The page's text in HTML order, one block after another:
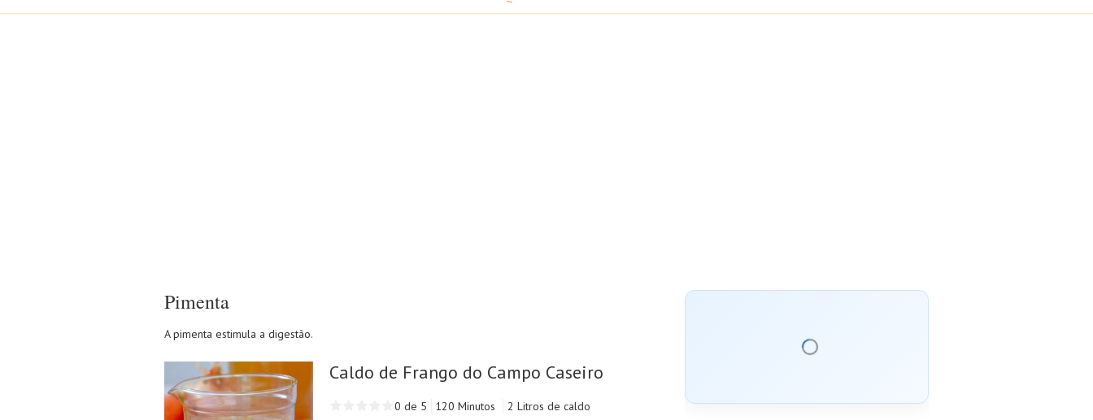
Pimenta
A pimenta estimula a digestão.
Caldo de Frango do Campo Caseiro
0 de 5 120 Minutos 2 Litros de caldo